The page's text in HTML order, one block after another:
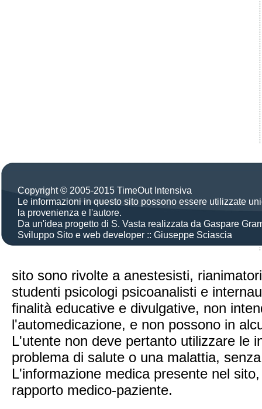
Copyright © 2005-2015 TimeOut Intensiva
Le informazioni in questo sito possono essere utilizzate
la provenienza e l'autore.
Da un'idea progetto di S. Vasta realizzata da Gaspare
Sviluppo Sito e web developer :: Giuseppe Sciascia
sito sono rivolte a anestesisti,
studenti psicologi psicoanalisti e
finalità educative e divulgative, non
l'automedicazione, e non possono in
L'utente non deve pertanto utilizzare le
problema di salute o una malattia,
L'informazione medica presente nel
rapporto medico-paziente.